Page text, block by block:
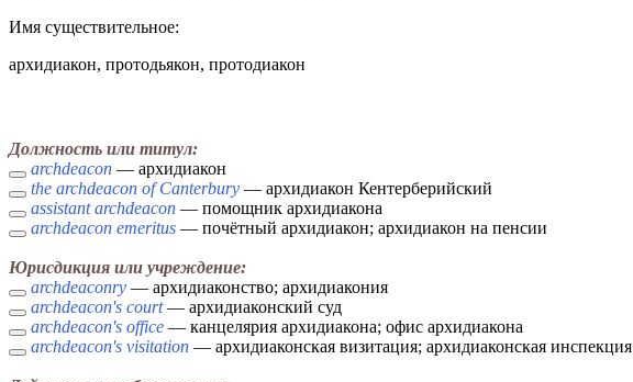
Имя cуществительное:
архидиакон, протодьякон, протодиакон
Должность или титул:
archdeacon — архидиакон
the archdeacon of Canterbury — архидиакон Кентерберийский
assistant archdeacon — помощник архидиакона
archdeacon emeritus — почётный архидиакон; архидиакон на пенсии
Юрисдикция или учреждение:
archdeaconry — архидиаконство; архидиакония
archdeacon's court— архидиаконский суд
archdeacon's office — канцелярия архидиакона; офис архидиакона
archdeacon's visitation — архидиаконская визитация; архидиаконская инспекция